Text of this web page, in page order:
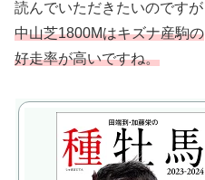
読んでいただきたいのですが
中山芝1800Mはキズナ産駒の
好走率が高いですね。